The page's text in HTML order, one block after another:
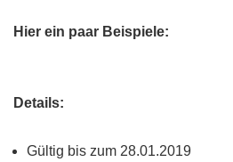
Hier ein paar Beispiele:
Details:
Gültig bis zum 28.01.2019